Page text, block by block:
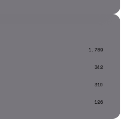
1,789
342
310
126